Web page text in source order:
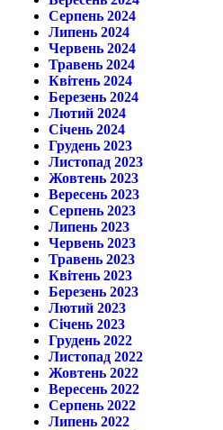
Серпень 2024
Липень 2024
Червень 2024
Травень 2024
Квітень 2024
Березень 2024
Лютий 2024
Січень 2024
Грудень 2023
Листопад 2023
Жовтень 2023
Вересень 2023
Серпень 2023
Липень 2023
Червень 2023
Травень 2023
Квітень 2023
Березень 2023
Лютий 2023
Січень 2023
Грудень 2022
Листопад 2022
Жовтень 2022
Вересень 2022
Серпень 2022
Липень 2022